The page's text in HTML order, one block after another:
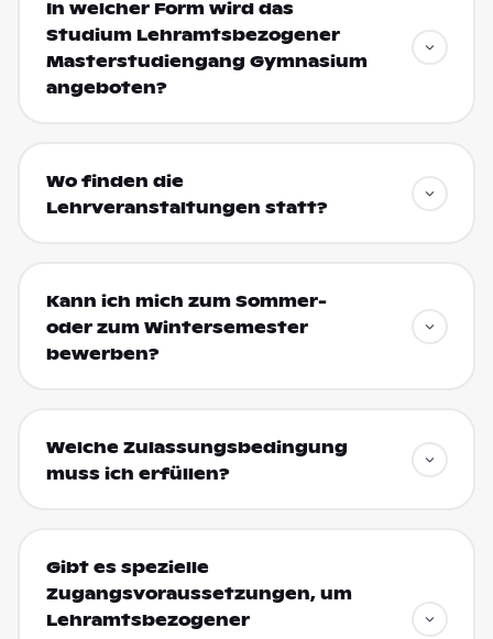
In welcher Form wird das
Studium Lehramtsbezogener
Masterstudiengang Gymnasium
angeboten?
Wo finden die
Lehrveranstaltungen statt?
Kann ich mich zum Sommer-
oder zum Wintersemester
bewerben?
Welche Zulassungsbedingung
muss ich erfüllen?
Gibt es spezielle
Zugangsvoraussetzungen, um
Lehramtsbezogener